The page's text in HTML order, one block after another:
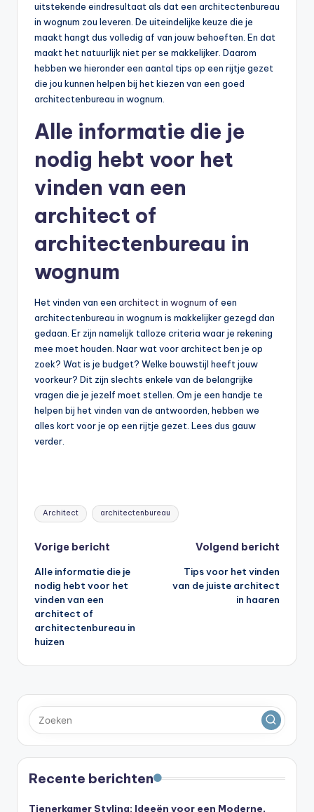
uitstekende eindresultaat als dat een architectenbureau
in wognum zou leveren. De uiteindelijke keuze die je
maakt hangt dus volledig af van jouw behoeften. En dat
maakt het natuurlijk niet per se makkelijker. Daarom
hebben we hieronder een aantal tips op een rijtje gezet
die jou kunnen helpen bij het kiezen van een goed
architectenbureau in wognum.
Alle informatie die je
nodig hebt voor het
vinden van een
architect of
architectenbureau in
wognum
Het vinden van een architect in wognum of een
architectenbureau in wognum is makkelijker gezegd dan
gedaan. Er zijn namelijk talloze criteria waar je rekening
mee moet houden. Naar wat voor architect ben je op
zoek? Wat is je budget? Welke bouwstijl heeft jouw
voorkeur? Dit zijn slechts enkele van de belangrijke
vragen die je jezelf moet stellen. Om je een handje te
helpen bij het vinden van de antwoorden, hebben we
alles kort voor je op een rijtje gezet. Lees dus gauw
verder.
Tags:
Architect architectenbureau
Bericht
navigatie
Vorige bericht
Alle informatie die je
nodig hebt voor het
vinden van een
architect of
architectenbureau in
huizen
Volgend bericht
Tips voor het vinden
van de juiste architect
in haaren
Recente berichten
Tienerkamer Styling: Ideeën voor een Moderne,